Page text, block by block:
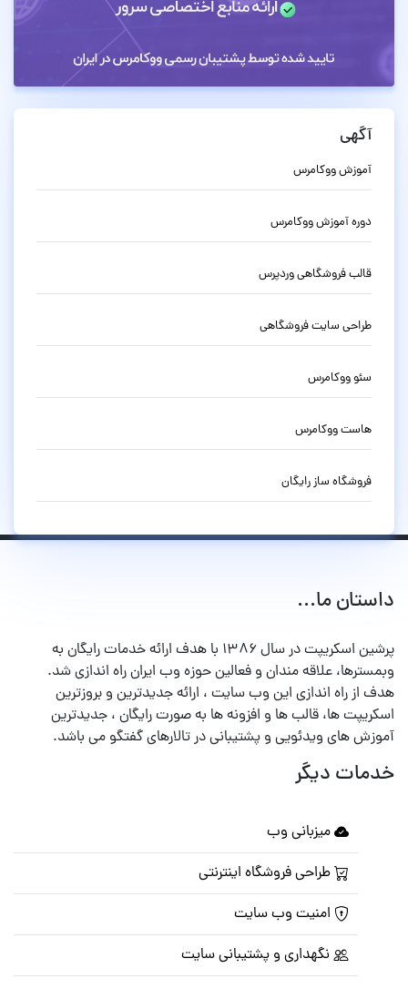
آگهی
آموزش ووکامرس
دوره آموزش ووکامرس
قالب فروشگاهی وردپرس
طراحی سایت فروشگاهی
سئو ووکامرس
هاست ووکامرس
فروشگاه ساز رایگان
داستان ما...
پرشین اسکریپت در سال ۱۳۸۶ با هدف ارائه خدمات رایگان به
وبمسترها، علاقه مندان و فعالین حوزه وب ایران راه اندازی شد.
هدف از راه اندازی این وب سایت ، ارائه جدیدترین و بروزترین
اسکریپت ها، قالب ها و افزونه ها به صورت رایگان ، جدیدترین
آموزش های ویدئویی و پشتیبانی در تالارهای گفتگو می باشد.
خدمات دیگر
میزبانی وب
طراحی فروشگاه اینترنتی
امنیت وب سایت
نگهداری و پشتیبانی سایت